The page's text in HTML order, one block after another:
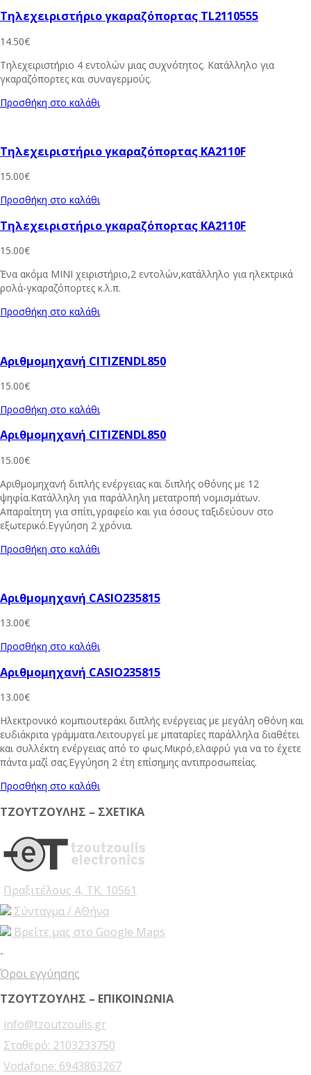
Τηλεχειριστήριο γκαραζόπορτας TL2110555
14.50€
Τηλεχειριστήριο 4 εντολών μιας συχνότητος. Κατάλληλο για
γκαραζόπορτες και συναγερμούς.
Προσθήκη στο καλάθι
Τηλεχειριστήριο γκαραζόπορτας KA2110F
15.00€
Προσθήκη στο καλάθι
Τηλεχειριστήριο γκαραζόπορτας KA2110F
15.00€
Ένα ακόμα ΜΙΝΙ χειριστήριο,2 εντολών,κατάλληλο για ηλεκτρικά
ρολά-γκαραζόπορτες κ.λ.π.
Προσθήκη στο καλάθι
Αριθμομηχανή CITIZENDL850
15.00€
Προσθήκη στο καλάθι
Αριθμομηχανή CITIZENDL850
15.00€
Αριθμομηχανή διπλής ενέργειας και διπλής οθόνης με 12
ψηφία.Κατάλληλη για παράλληλη μετατροπή νομισμάτων.
Απαραίτητη για σπίτι,γραφείο και για όσους ταξιδεύουν στο
εξωτερικό.Εγγύηση 2 χρόνια.
Προσθήκη στο καλάθι
Αριθμομηχανή CASIO235815
13.00€
Προσθήκη στο καλάθι
Αριθμομηχανή CASIO235815
13.00€
Ηλεκτρονικό κομπιουτεράκι διπλής ενέργειας με μεγάλη οθόνη και
ευδιάκριτα γράμματα.Λειτουργεί με μπαταρίες παράλληλα διαθέτει
και συλλέκτη ενέργειας από το φως.Μικρό,ελαφρύ για να το έχετε
πάντα μαζί σας.Εγγύηση 2 έτη επίσημης αντιπροσωπείας.
Προσθήκη στο καλάθι
ΤΖΟΥΤΖΟΥΛΗΣ – ΣΧΕΤΙΚΑ
Πραξιτέλους 4, ΤΚ. 10561
Σύνταγμα / ΑΘήνα
Βρείτε μας στο Google Maps
-
Όροι εγγύησης
ΤΖΟΥΤΖΟΥΛΗΣ – ΕΠΙΚΟΙΝΩΝΙΑ
info@tzoutzoulis.gr
Σταθερό: 2103233750
Vodafone: 6943863267